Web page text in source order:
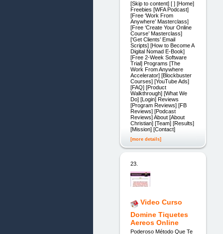
[Skip to content] [ ] [Home]
Freebies [WFA Podcast]
[Free ‘Work From
Anywhere’ Masterclass]
[Free ‘Create Your Online
Course’ Masterclass]
[‘Get Clients’ Email
Scripts] [How to Become A
Digital Nomad E-Book]
[Free 2-Week Software
Trial] Programs [The
Work From Anywhere
Accelerator] [Blockbuster
Courses] [YouTube Ads]
[FAQ] [Product
Walkthrough] [What We
Do] [Login] Reviews
[Program Reviews] [FB
Reviews] [Podcast
Reviews] About [About
Christian] [Team] [Results]
[Mission] [Contact]
[more details]
23.
Video Curso
Domine Tiquetes
Aereos Online
Poderoso Método Que Te